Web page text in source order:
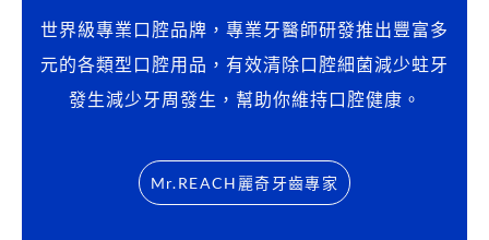
世界級專業口腔品牌，專業牙醫師研發推出豐富多
元的各類型口腔用品，有效清除口腔細菌減少蛀牙
發生減少牙周發生，幫助你維持口腔健康。
Mr.REACH麗奇牙齒專家